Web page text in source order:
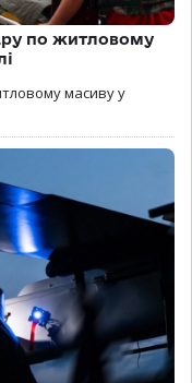
по житловому
масиву у